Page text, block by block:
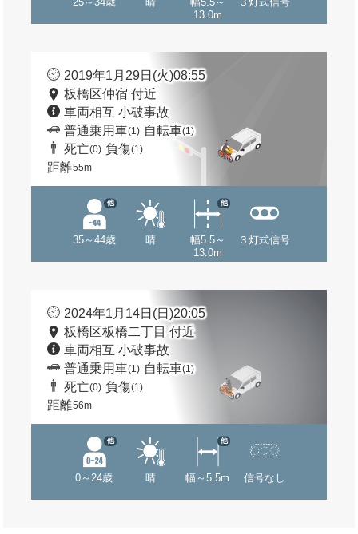
13.0m
2019年1月29日(火)08:55
板橋区仲宿 付近
車両相互 小破事故
普通乗用車(1) 自転車(1)
死亡(0) 負傷(1)
距離55m
35～44歳
他
晴
幅5.5～
13.0m
他
３灯式信号
2024年1月14日(日)20:05
板橋区板橋二丁目 付近
車両相互 小破事故
普通乗用車(1) 自転車(1)
死亡(0) 負傷(1)
距離56m
0～24歳
他
晴 幅～5.5m
他
信号なし